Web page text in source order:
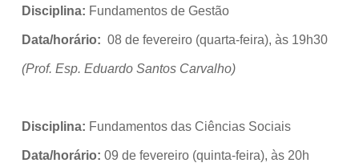
Disciplina: Fundamentos de Gestão
Data/horário: 08 de fevereiro (quarta-feira), às 19h30
(Prof. Esp. Eduardo Santos Carvalho)
Disciplina: Fundamentos das Ciências Sociais
Data/horário: 09 de fevereiro (quinta-feira), às 20h